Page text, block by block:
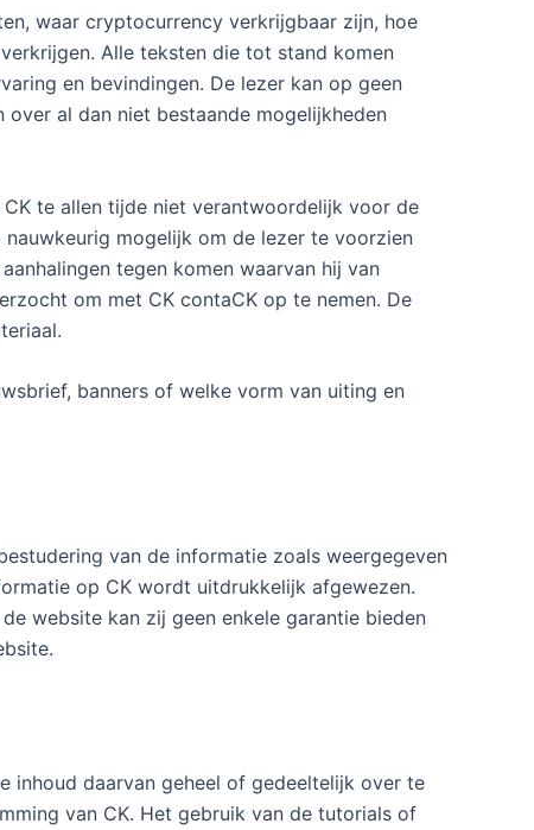
waar cryptocurrency verkrijgbaar zijn, hoe
Alle teksten die tot stand komen
en bevindingen. De lezer kan op geen
al dan niet bestaande mogelijkheden
te allen tijde niet verantwoordelijk voor de
mogelijk om de lezer te voorzien
tegen komen waarvan hij van
om met CK contaCK op te nemen. De
banners of welke vorm van uiting en
van de informatie zoals weergegeven
op CK wordt uitdrukkelijk afgewezen.
website kan zij geen enkele garantie bieden
inhoud daarvan geheel of gedeeltelijk over te
van CK. Het gebruik van de tutorials of